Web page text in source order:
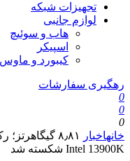
تجهیزات شبکه
لوازم جانبی
هاب و سوئیچ
اسپیکر
کیبورد و ماوس
رهگیری سفارشات
0
0
0
خانهاخبار
۸٫۸۱
Intel 13900K شکسته شد